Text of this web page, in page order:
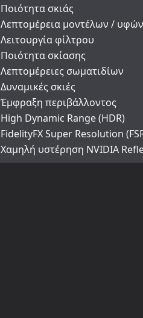
Ποιότητα σκιάς
Λεπτομέρεια μοντέλων / υφών
Λειτουργία φίλτρου
Ποιότητα σκίασης
Λεπτομέρειες σωματιδίων
Δυναμικές σκιές
Έμφραξη περιβάλλοντος
High Dynamic Range (HDR)
FidelityFX Super Resolution
Χαμηλή υστέρηση NVIDIA